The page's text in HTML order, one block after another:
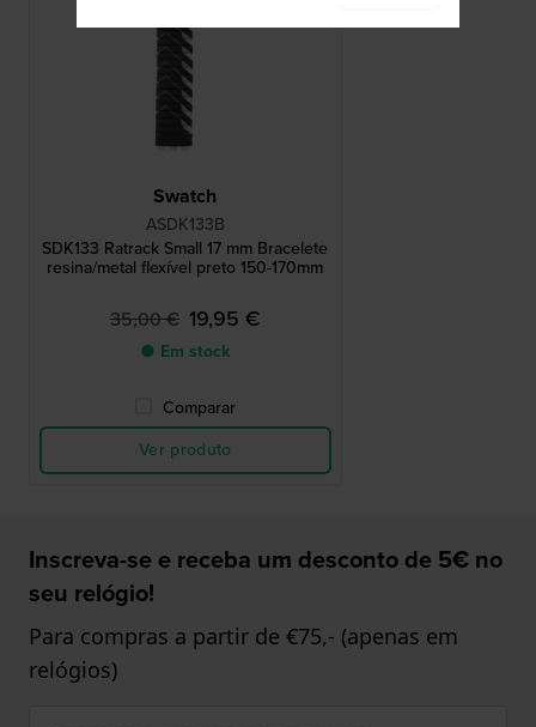
Swatch
ASDK133B
SDK133 Ratrack Small 17 mm Bracelete
resina/metal flexível preto 150-170mm
35,00 € 19,95 €
● Em stock
Comparar
Ver produto
Inscreva-se e receba um desconto de 5€ no
seu relógio!
Para compras a partir de €75,- (apenas em
relógios)